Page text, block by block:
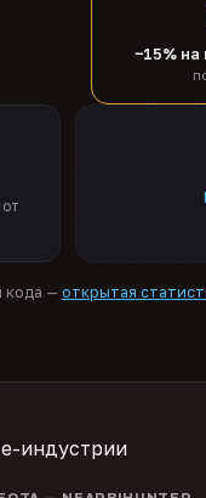
−15% на
кода — открытая
индустрии